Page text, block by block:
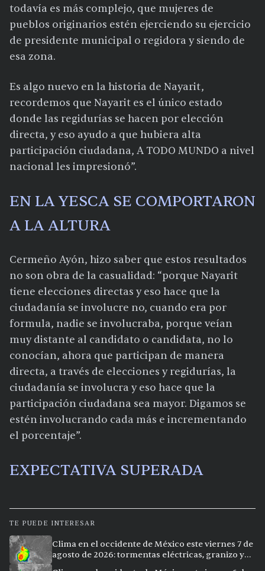
todavía es más complejo, que mujeres de
pueblos originarios estén ejerciendo su ejercicio
de presidente municipal o regidora y siendo de
esa zona.
Es algo nuevo en la historia de Nayarit,
recordemos que Nayarit es el único estado
donde las regidurías se hacen por elección
directa, y eso ayudo a que hubiera alta
participación ciudadana, A TODO MUNDO a nivel
nacional les impresionó”.
EN LA YESCA SE COMPORTARON
A LA ALTURA
Cermeño Ayón, hizo saber que estos resultados
no son obra de la casualidad: “porque Nayarit
tiene elecciones directas y eso hace que la
ciudadanía se involucre no, cuando era por
formula, nadie se involucraba, porque veían
muy distante al candidato o candidata, no lo
conocían, ahora que participan de manera
directa, a través de elecciones y regidurías, la
ciudadanía se involucra y eso hace que la
participación ciudadana sea mayor. Digamos se
estén involucrando cada más e incrementando
el porcentaje”.
EXPECTATIVA SUPERADA
TE PUEDE INTERESAR
Clima en el occidente de México este viernes 7 de
agosto de 2026: tormentas eléctricas, granizo y